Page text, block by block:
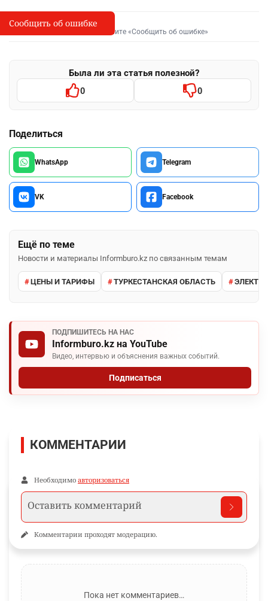
I
Сообщить об опечатке
Выделите фрагмент и нажмите «Сообщить об ошибке»
Была ли эта статья полезной?
0 0
Поделиться
WhatsApp Telegram
VK Facebook
Ещё по теме
Новости и материалы Informburo.kz по связанным темам
ЦЕНЫ И ТАРИФЫ ТУРКЕСТАНСКАЯ ОБЛАСТЬ
ПОДПИШИТЕСЬ НА НАС
Informburo.kz на YouTube
Видео, интервью и объяснения важных событий.
Подписаться
Сообщить об ошибке
КОММЕНТАРИИ
Необходимо авторизоваться
Комментарии проходят модерацию.
Пока нет комментариев…